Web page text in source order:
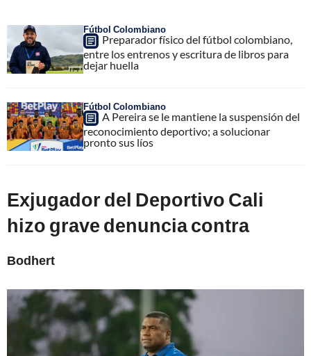
Fútbol Colombiano
Preparador físico del fútbol colombiano,
entre los entrenos y escritura de libros para
dejar huella
Fútbol Colombiano
A Pereira se le mantiene la suspensión del
reconocimiento deportivo; a solucionar
pronto sus líos
Exjugador del Deportivo Cali
hizo grave denuncia contra
Bodhert